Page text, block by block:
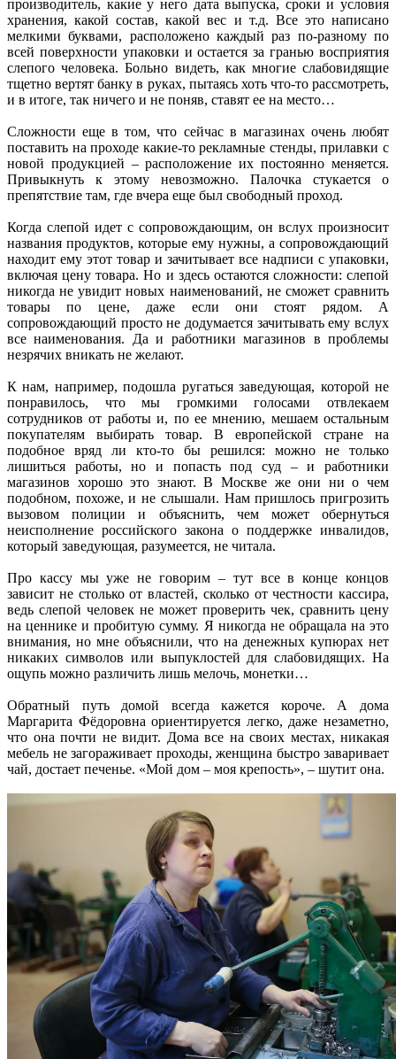
производитель, какие у него дата выпуска, сроки и условия
хранения, какой состав, какой вес и т.д. Все это написано
мелкими буквами, расположено каждый раз по-разному по
всей поверхности упаковки и остается за гранью восприятия
слепого человека. Больно видеть, как многие слабовидящие
тщетно вертят банку в руках, пытаясь хоть что-то рассмотреть,
и в итоге, так ничего и не поняв, ставят ее на место…
Сложности еще в том, что сейчас в магазинах очень любят
поставить на проходе какие-то рекламные стенды, прилавки с
новой продукцией – расположение их постоянно меняется.
Привыкнуть к этому невозможно. Палочка стукается о
препятствие там, где вчера еще был свободный проход.
Когда слепой идет с сопровождающим, он вслух произносит
названия продуктов, которые ему нужны, а сопровождающий
находит ему этот товар и зачитывает все надписи с упаковки,
включая цену товара. Но и здесь остаются сложности: слепой
никогда не увидит новых наименований, не сможет сравнить
товары по цене, даже если они стоят рядом. А
сопровождающий просто не додумается зачитывать ему вслух
все наименования. Да и работники магазинов в проблемы
незрячих вникать не желают.
К нам, например, подошла ругаться заведующая, которой не
понравилось, что мы громкими голосами отвлекаем
сотрудников от работы и, по ее мнению, мешаем остальным
покупателям выбирать товар. В европейской стране на
подобное вряд ли кто-то бы решился: можно не только
лишиться работы, но и попасть под суд – и работники
магазинов хорошо это знают. В Москве же они ни о чем
подобном, похоже, и не слышали. Нам пришлось пригрозить
вызовом полиции и объяснить, чем может обернуться
неисполнение российского закона о поддержке инвалидов,
который заведующая, разумеется, не читала.
Про кассу мы уже не говорим – тут все в конце концов
зависит не столько от властей, сколько от честности кассира,
ведь слепой человек не может проверить чек, сравнить цену
на ценнике и пробитую сумму. Я никогда не обращала на это
внимания, но мне объяснили, что на денежных купюрах нет
никаких символов или выпуклостей для слабовидящих. На
ощупь можно различить лишь мелочь, монетки…
Обратный путь домой всегда кажется короче. А дома
Маргарита Фёдоровна ориентируется легко, даже незаметно,
что она почти не видит. Дома все на своих местах, никакая
мебель не загораживает проходы, женщина быстро заваривает
чай, достает печенье. «Мой дом – моя крепость», – шутит она.